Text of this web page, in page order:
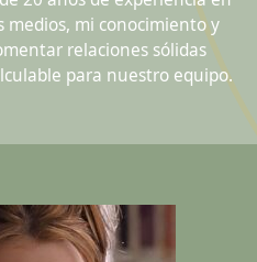
medios, mi conocimiento y
relaciones sólidas
para nuestro equipo.